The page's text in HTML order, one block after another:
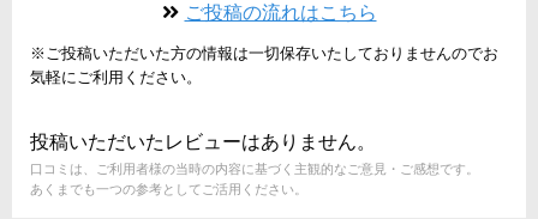
ご投稿の流れはこちら
※ご投稿いただいた方の情報は一切保存いたしておりませんのでお
気軽にご利用ください。
投稿いただいたレビューはありません。
口コミは、ご利用者様の当時の内容に基づく主観的なご意見・ご感想です。
あくまでも一つの参考としてご活用ください。